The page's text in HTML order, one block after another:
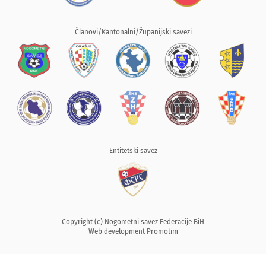
Članovi/Kantonalni/Županijski savezi
Entitetski savez
Copyright (c) Nogometni savez Federacije BiH
Web development Promotim